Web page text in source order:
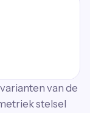
van de
stelsel